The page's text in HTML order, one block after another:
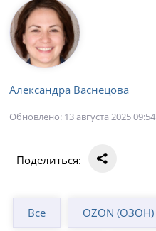
Александра Васнецова
Обновлено: 13 августа 2025 09:54
Поделиться:
Все OZON (ОЗОН)